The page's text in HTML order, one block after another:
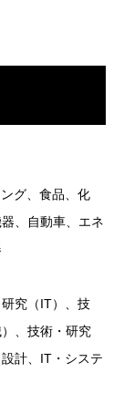
グ、食品、化
、自動車、エネ
究（IT）、技
、技術・研究
計、IT・システ